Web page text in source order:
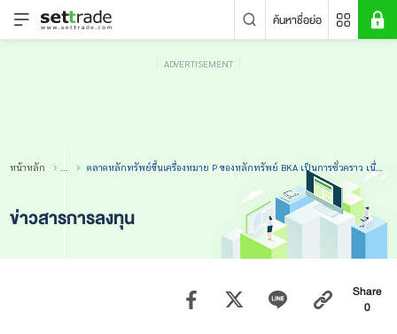
ค้นหาชื่อย่อ
ไม่พบข่าวล่าสุด
ADVERTISEMENT
หน้าหลัก ตลาดหลักทรัพย์ขึ้นเครื่องหมาย P ของหลักทรัพย์ BKA เป็นการชั่วคราว เนื่องจาก Auto Pause
ข่าวสารการลงทุน
Share
0